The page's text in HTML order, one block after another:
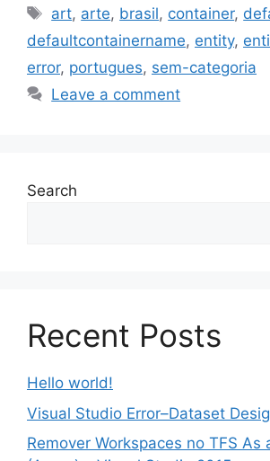
Tags
art, arte, brasil, container,
defaultcontainername, entity,
error, portugues, sem-categoria
Leave a comment
Search
Recent Posts
Hello world!
Visual Studio Error–Dataset
Remover Workspaces no TFS As